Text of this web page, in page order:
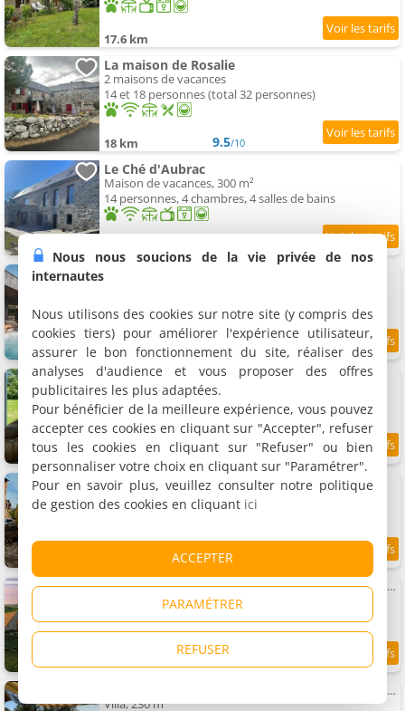
17.6 km
La maison de Rosalie
2 maisons de vacances
14 et 18 personnes (total 32 personnes)
18 km 9.5/10
Le Ché d'Aubrac
Maison de vacances, 300 m²
14 personnes, 4 chambres, 4 salles de bains
18 km
Villa Lot
Villa, 83 m²
4 personnes, 1 chambre
18 km
Le Puits Enchanté
Maison de vacances, 50 m²
2 personnes, 1 chambre, 1 salle de bains
Fraîcheur , forêt d'Aubrac , au coeur de la nature
Maison de vacances, 150 m²
18.3 km 9.1/10
Villa vue panoramique, 6 chambres, climatisation, piscine chauffée
Villa, 230 m²
Nous nous soucions de la vie privée de nos
internautes
Nous utilisons des cookies sur notre site (y compris des
cookies tiers) pour améliorer l'expérience utilisateur,
assurer le bon fonctionnement du site, réaliser des
analyses d'audience et vous proposer des offres
publicitaires les plus adaptées.
Pour bénéficier de la meilleure expérience, vous pouvez
accepter ces cookies en cliquant sur "Accepter", refuser
tous les cookies en cliquant sur "Refuser" ou bien
personnaliser votre choix en cliquant sur "Paramétrer".
Pour en savoir plus, veuillez consulter notre politique
de gestion des cookies en cliquant ici
ACCEPTER
PARAMÉTRER
REFUSER